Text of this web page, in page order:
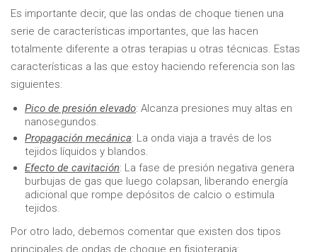
Es importante decir, que las ondas de choque tienen una
serie de características importantes, que las hacen
totalmente diferente a otras terapias u otras técnicas. Estas
características a las que estoy haciendo referencia son las
siguientes:
Pico de presión elevado: Alcanza presiones muy altas en
nanosegundos.
Propagación mecánica: La onda viaja a través de los
tejidos líquidos y blandos.
Efecto de cavitación: La fase de presión negativa genera
burbujas de gas que luego colapsan, liberando energía
adicional que rompe depósitos de calcio o estimula
tejidos.
Por otro lado, debemos comentar que existen dos tipos
principales de ondas de choque en fisioterapia: